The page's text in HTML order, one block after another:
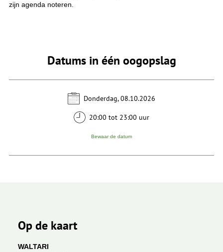
zijn agenda noteren.
Datums in één oogopslag
Donderdag, 08.10.2026
20:00 tot 23:00 uur
Bewaar de datum
Op de kaart
WALTARI